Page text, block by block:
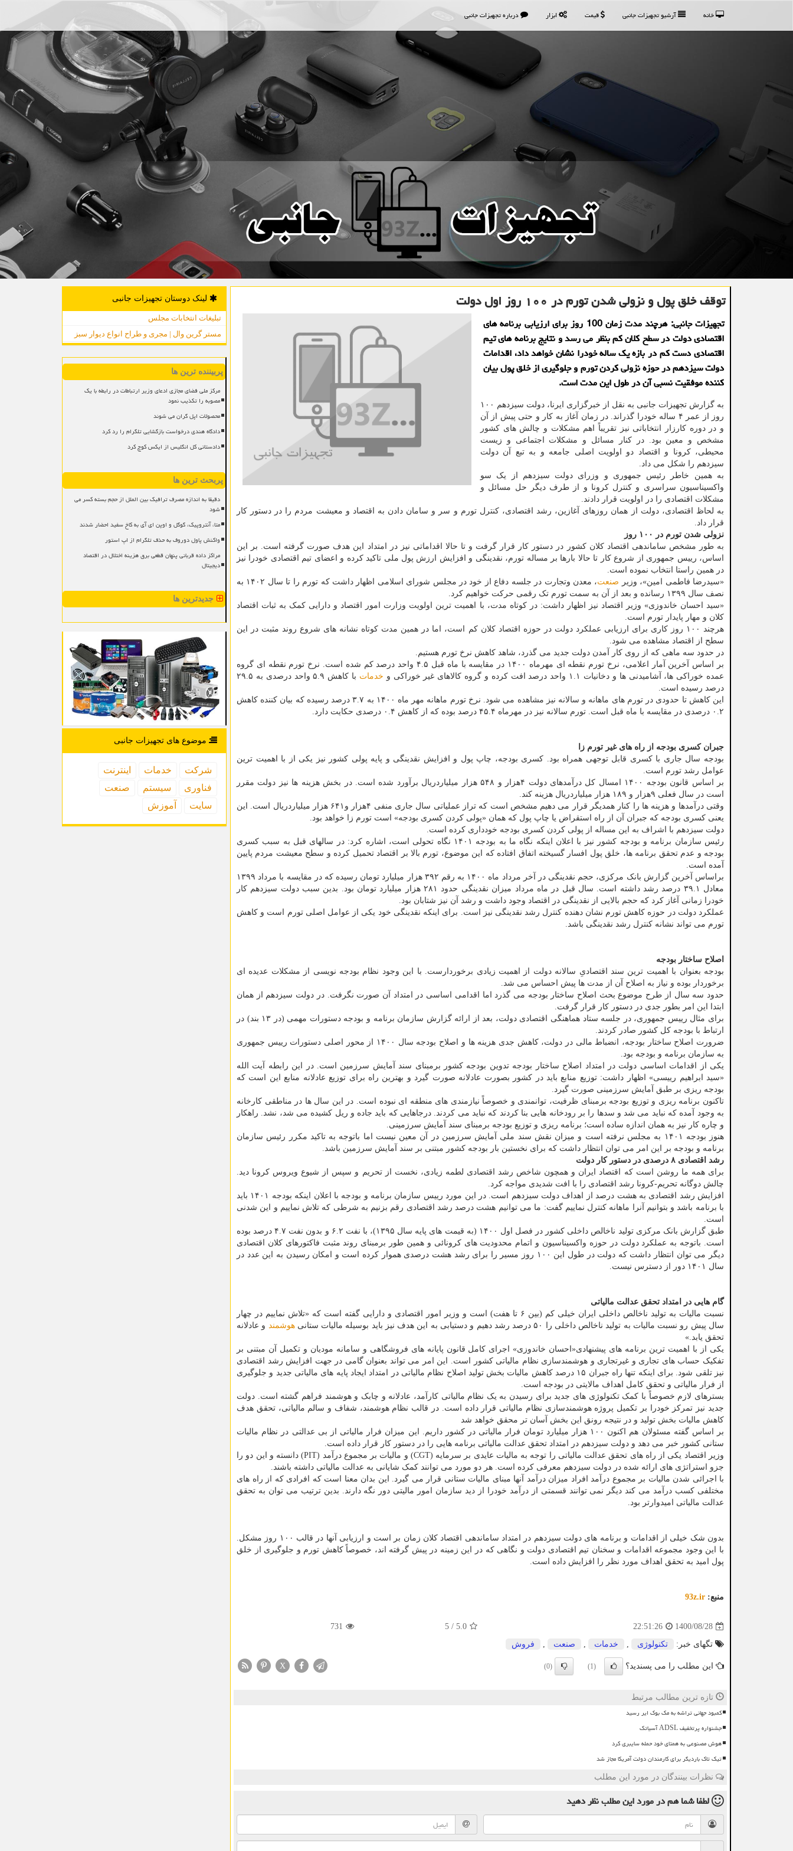
خانه آرشیو تجهیزات جانبی قیمت ابزار درباره تجهیزات جانبی
توقف خلق پول و نزولی شدن تورم در ۱۰۰ روز اول دولت
تجهیزات جانبی: هرچند مدت زمان 100 روز برای ارزیابی برنامه های
اقتصادی دولت در سطح کلان کم بنظر می رسد و نتایج برنامه های تیم
اقتصادی دست کم در بازه یک ساله خودرا نشان خواهد داد، اقدامات
دولت سیزدهم در حوزه نزولی کردن تورم و جلوگیری از خلق پول بیان
کننده موفقیت نسبی آن در طول این مدت است.
به گزارش تجهیزات جانبی به نقل از خبرگزاری ایرنا، دولت سیزدهم ۱۰۰
روز از عمر ۴ ساله خودرا گذراند. در زمان آغاز به کار و حتی پیش از آن
و در دوره کارزار انتخاباتی نیز تقریباً اهم مشکلات و چالش های کشور
مشخص و معین بود. در کنار مسائل و مشکلات اجتماعی و زیست
محیطی، کرونا و اقتصاد دو اولویت اصلی جامعه و به تبع آن دولت
سیزدهم را شکل می داد.
به همین خاطر رئیس جمهوری و وزرای دولت سیزدهم از یک سو
واکسیناسیون سراسری و کنترل کرونا و از طرف دیگر حل مسائل و
مشکلات اقتصادی را در اولویت قرار دادند.
به لحاظ اقتصادی، دولت از همان روزهای آغازین، رشد اقتصادی، کنترل تورم و سر و سامان دادن به اقتصاد و معیشت مردم را در دستور کار
قرار داد.
نزولی شدن تورم در ۱۰۰ روز
به طور مشخص ساماندهی اقتصاد کلان کشور در دستور کار قرار گرفت و تا حالا اقداماتی نیز در امتداد این هدف صورت گرفته است. بر این
اساس، رییس جمهوری از شروع کار تا حالا بارها بر مساله تورم، نقدینگی و افزایش ارزش پول ملی تاکید کرده و اعضای تیم اقتصادی خودرا نیز
در همین راستا انتخاب نموده است.
«سیدرضا فاطمی امین»، وزیر صنعت
، معدن وتجارت در جلسه دفاع از خود در مجلس شورای اسلامی اظهار داشت که تورم را تا سال ۱۴۰۲ به
نصف سال ۱۳۹۹ رسانده و بعد از آن به سمت تورم تک رقمی حرکت خواهیم کرد.
«سید احسان خاندوزی» وزیر اقتصاد نیز اظهار داشت: در کوتاه مدت، با اهمیت ترین اولویت وزارت امور اقتصاد و دارایی کمک به ثبات اقتصاد
کلان و مهار پایدار تورم است.
هرچند ۱۰۰ روز کاری برای ارزیابی عملکرد دولت در حوزه اقتصاد کلان کم است، اما در همین مدت کوتاه نشانه های شروع روند مثبت در این
سطح از اقتصاد مشاهده می شود.
در حدود سه ماهی که از روی کار آمدن دولت جدید می گذرد، شاهد کاهش نرخ تورم هستیم.
بر اساس آخرین آمار اعلامی، نرخ تورم نقطه ای مهرماه ۱۴۰۰ در مقایسه با ماه قبل ۴.۵ واحد درصد کم شده است. نرخ تورم نقطه ای گروه
عمده خوراکی ها، آشامیدنی ها و دخانیات ۱.۱ واحد درصد افت کرده و گروه کالاهای غیر خوراکی و
خدمات
با کاهش ۵.۹ واحد درصدی به ۲۹.۵
درصد رسیده است.
این کاهش تا حدودی در تورم های ماهانه و سالانه نیز مشاهده می شود. نرخ تورم ماهانه مهر ماه ۱۴۰۰ به ۳.۷ درصد رسیده که بیان کننده کاهش
۰.۲ درصدی در مقایسه با ماه قبل است. تورم سالانه نیز در مهرماه ۴۵.۴ درصد بوده که از کاهش ۰.۴ درصدی حکایت دارد.
جبران کسری بودجه از راه های غیر تورم زا
بودجه سال جاری با کسری قابل توجهی همراه بود. کسری بودجه، چاپ پول و افزایش نقدینگی و پایه پولی کشور نیز یکی از با اهمیت ترین
عوامل رشد تورم است.
بر اساس قانون بودجه ۱۴۰۰ امسال کل درآمدهای دولت ۴هزار و ۵۴۸ هزار میلیاردریال برآورد شده است. در بخش هزینه ها نیز دولت مقرر
است در سال فعلی ۹هزار و ۱۸۹ هزار میلیاردریال هزینه کند.
وقتی درآمدها و هزینه ها را کنار همدیگر قرار می دهیم مشخص است که تراز عملیاتی سال جاری منفی ۴هزار و۶۴۱ هزار میلیاردریال است. این
یعنی کسری بودجه که جبران آن از راه استقراض یا چاپ پول که همان «پولی کردن کسری بودجه» است تورم زا خواهد بود.
دولت سیزدهم با اشراف به این مساله از پولی کردن کسری بودجه خودداری کرده است.
رئیس سازمان برنامه و بودجه کشور نیز با اعلان اینکه نگاه ما به بودجه ۱۴۰۱ نگاه تحولی است، اشاره کرد: در سالهای قبل به سبب کسری
بودجه و عدم تحقق برنامه ها، خلق پول افسار گسیخته اتفاق افتاده که این موضوع، تورم بالا بر اقتصاد تحمیل کرده و سطح معیشت مردم پایین
آمده است.
براساس آخرین گزارش بانک مرکزی، حجم نقدینگی در آخر مرداد ماه ۱۴۰۰ به رقم ۳۹۲ هزار میلیارد تومان رسیده که در مقایسه با مرداد ۱۳۹۹
معادل ۳۹.۱ درصد رشد داشته است. سال قبل در ماه مرداد میزان نقدینگی حدود ۲۸۱ هزار میلیارد تومان بود. بدین سبب دولت سیزدهم کار
خودرا زمانی آغاز کرد که حجم بالایی از نقدینگی در اقتصاد وجود داشت و رشد آن نیز شتابان بود.
عملکرد دولت در حوزه کاهش تورم نشان دهنده کنترل رشد نقدینگی نیز است. برای اینکه نقدینگی خود یکی از عوامل اصلی تورم است و کاهش
تورم می تواند نشانه کنترل رشد نقدینگی باشد.
اصلاح ساختار بودجه
بودجه بعنوان با اهمیت ترین سند اقتصادیِ سالانه دولت از اهمیت زیادی برخوردارست. با این وجود نظام بودجه نویسی از مشکلات عدیده ای
برخوردار بوده و نیاز به اصلاح آن از مدت ها پیش احساس می شد.
حدود سه سال از طرح موضوع بحث اصلاح ساختار بودجه می گذرد اما اقدامی اساسی در امتداد آن صورت نگرفت. در دولت سیزدهم از همان
ابتدا این امر بطور جدی در دستور کار قرار گرفت.
برای مثال رییس جمهوری، در جلسه ستاد هماهنگی اقتصادی دولت، بعد از ارائه گزارش سازمان برنامه و بودجه دستورات مهمی (در ۱۳ بند) در
ارتباط با بودجه کل کشور صادر کردند.
ضرورت اصلاح ساختار بودجه، انضباط مالی در دولت، کاهش جدی هزینه ها و اصلاح بودجه سال ۱۴۰۰ از محور اصلی دستورات رییس جمهوری
به سازمان برنامه و بودجه بود.
یکی از اقدامات اساسی دولت در امتداد اصلاح ساختار بودجه تدوین بودجه کشور برمبنای سند آمایش سرزمین است. در این رابطه آیت الله
«سید ابراهیم رییسی» اظهار داشت: توزیع منابع باید در کشور بصورت عادلانه صورت گیرد و بهترین راه برای توزیع عادلانه منابع این است که
بودجه ریزی بر طبق آمایش سرزمینی صورت گیرد.
تاکنون برنامه ریزی و توزیع بودجه برمبنای ظرفیت، توانمندی و خصوصاً نیازمندی های منطقه ای نبوده است. در این سال ها در مناطقی کارخانه
به وجود آمده که نباید می شد و سدها را بر رودخانه هایی بنا کردند که نباید می کردند. درجاهایی که باید جاده و ریل کشیده می شد، نشد. راهکار
و چاره کار نیز به همان اندازه ساده است؛ برنامه ریزی و توزیع بودجه برمبنای سند آمایش سرزمینی.
هنوز بودجه ۱۴۰۱ به مجلس نرفته است و میزان نقش سند ملی آمایش سرزمین در آن معین نیست اما باتوجه به تاکید مکرر رئیس سازمان
برنامه و بودجه بر این امر می توان انتظار داشت که برای نخستین بار بودجه کشور مبتنی بر سند آمایش سرزمین باشد.
رشد اقتصادی ۸ درصدی در دستور کار دولت
برای همه ما روشن است که اقتصاد ایران و همچون شاخص رشد اقتصادی لطمه زیادی، نخست از تحریم و سپس از شیوع ویروس کرونا دید.
چالش دوگانه تحریم-کرونا رشد اقتصادی را با افت شدیدی مواجه کرد.
افزایش رشد اقتصادی به هشت درصد از اهداف دولت سیزدهم است. در این مورد رییس سازمان برنامه و بودجه با اعلان اینکه بودجه ۱۴۰۱ باید
با برنامه باشد و بتوانیم آنرا ماهانه کنترل نماییم گفت: ما می توانیم هشت درصد رشد اقتصادی رقم بزنیم به شرطی که تلاش نماییم و این شدنی
است.
طبق گزارش بانک مرکزی تولید ناخالص داخلی کشور در فصل اول ۱۴۰۰ (به قیمت های پایه سال ۱۳۹۵)، با نفت ۶.۲ و بدون نفت ۴.۷ درصد بوده
است. باتوجه به عملکرد دولت در حوزه واکسیناسیون و اتمام محدودیت های کرونائی و همین طور برمبنای روند مثبت فاکتورهای کلان اقتصادی
دیگر می توان انتظار داشت که دولت در طول این ۱۰۰ روز مسیر را برای رشد هشت درصدی هموار کرده است و امکان رسیدن به این عدد در
سال ۱۴۰۱ دور از دسترس نیست.
گام هایی در امتداد تحقق عدالت مالیاتی
نسبت مالیات به تولید ناخالص داخلی ایران خیلی کم (بین ۶ تا هفت) است و وزیر امور اقتصادی و دارایی گفته است که «تلاش نماییم در چهار
سال پیش رو نسبت مالیات به تولید ناخالص داخلی را ۵۰ درصد رشد دهیم و دستیابی به این هدف نیز باید بوسیله مالیات ستانی
هوشمند و عادلانه
تحقق یابد.»
یکی از با اهمیت ترین برنامه های پیشنهادی«احسان خاندوزی» اجرای کامل قانون پایانه های فروشگاهی و سامانه مودیان و تکمیل آن مبتنی بر
تفکیک حساب های تجاری و غیرتجاری و هوشمندسازی نظام مالیاتی کشور است. این امر می تواند بعنوان گامی در جهت افزایش رشد اقتصادی
نیز تلقی شود. برای اینکه تنها راه جبران ۱۵ درصد کاهش مالیات بخش تولید اصلاح نظام مالیاتی در امتداد ایجاد پایه های مالیاتی جدید و جلوگیری
از فرار مالیاتی و تحقق کامل اهداف مالایتی در بودجه است.
بسترهای لازم خصوصاً با کمک تکنولوژی های جدید برای رسیدن به یک نظام مالیاتی کارآمد، عادلانه و چابک و هوشمند فراهم گشته است. دولت
جدید نیز تمرکز خودرا بر تکمیل پروژه هوشمندسازی نظام مالیاتی قرار داده است. در قالب نظام هوشمند، شفاف و سالم مالیاتی، تحقق هدف
کاهش مالیات بخش تولید و در نتیجه رونق این بخش آسان تر محقق خواهد شد
بر اساس گفته مسئولان هم اکنون ۱۰۰ هزار میلیارد تومان فرار مالیاتی در کشور داریم. این میزان فرار مالیاتی از بی عدالتی در نظام مالیات
ستانی کشور خبر می دهد و دولت سیزدهم در امتداد تحقق عدالت مالیاتی برنامه هایی را در دستور کار قرار داده است.
وزیر اقتصاد یکی از راه های تحقق عدالت مالیاتی را توجه به مالیات عایدی بر سرمایه (CGT) و مالیات بر مجموع درآمد (PIT) دانسته و این دو را
جزو استراتژی های ارائه شده در دولت سیزدهم معرفی کرده است. هر دو مورد می توانند کمک شایانی به عدالت مالیاتی داشته باشند.
با اجرائی شدن مالیات بر مجموع درآمد افراد میزان درآمد آنها مبنای مالیات ستانی قرار می گیرد. این بدان معنا است که افرادی که از راه های
مختلفی کسب درآمد می کند دیگر نمی توانند قسمتی از درآمد خودرا از دید سازمان امور مالیتی دور نگه دارند. بدین ترتیب می توان به تحقق
عدالت مالیاتی امیدوارتر بود.
بدون شک خیلی از اقدامات و برنامه های دولت سیزدهم در امتداد ساماندهی اقتصاد کلان زمان بر است و ارزیابی آنها در قالب ۱۰۰ روز مشکل.
با این وجود مجموعه اقدامات و سخنان تیم اقتصادی دولت و نگاهی که در این زمینه در پیش گرفته اند، خصوصاً کاهش تورم و جلوگیری از خلق
پول امید به تحقق اهداف مورد نظر را افزایش داده است.
منبع: 93z.ir
1400/08/28
22:51:26
5.0
/
5
731
تگهای خبر: تكنولوژی , خدمات , صنعت , فروش
این مطلب را می پسندید؟ (1)
(0)
X
تازه ترین مطالب مرتبط
کمبود جهانی تراشه به مک بوک ایر رسید
جشنواره پرتخفیف ADSL آسیاتک
هوش مصنوعی به همتای خود حمله سایبری کرد
تیک تاک باردیگر برای کارمندان دولت آمریکا مجاز شد
نظرات بینندگان در مورد این مطلب
لطفا شما همدر مورد این مطلبنظر دهید
لینک دوستان تجهیزات جانبی
تبلیغات انتخابات مجلس
مستر گرین وال | مجری و طراح انواع دیوار سبز
پربیننده ترین ها
مرکز ملی فضای مجازی ادعای وزیر ارتباطات در رابطه با یک
مصوبه را تکذیب نمود
محصولات اپل گران می شوند
دادگاه هندی درخواست بازگشایی تلگرام را رد کرد
دادستانی کل انگلیس از ایکس کوچ کرد
پربحث ترین ها
دقیقا به اندازه مصرف ترافیک بین الملل از حجم بسته کسر می
شود
متا، آنتروپیک، گوگل و اوپن ای آی به کاخ سفید احضار شدند
واکنش پاول دوروف به حذف تلگرام از اپ استور
مراکز داده قربانی پنهان قطعی برق هزینه اختلال در اقتصاد
دیجیتال
جدیدترین ها
موضوع های تجهیزات جانبی
شركت خدمات
اینترنت
فناوری
سیستم
صنعت
سایت
آموزش